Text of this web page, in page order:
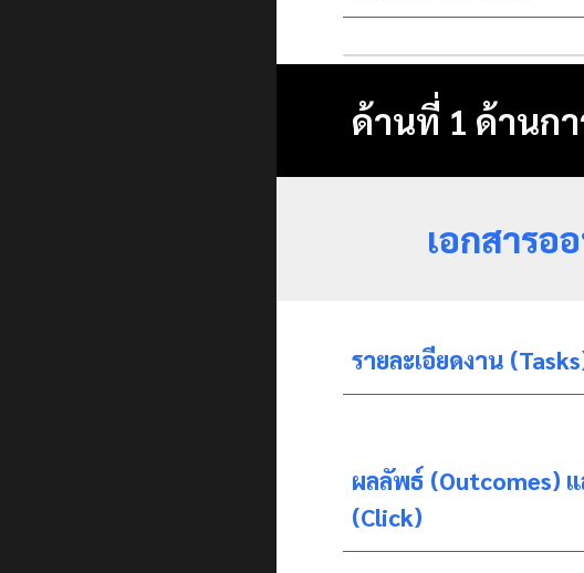
ด้านที่ 1 ด้านกา
เอกสารอ
รายละเอียดงาน
ผลลัพธ์ (Outcomes)
(Click)